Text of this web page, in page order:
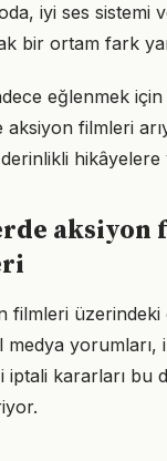
iyi ses sistemi
bir ortam fark
eğlenmek için
aksiyon filmleri
derinlikli
filmleri üzerindeki
medya yorumları,
iptali kararları bu